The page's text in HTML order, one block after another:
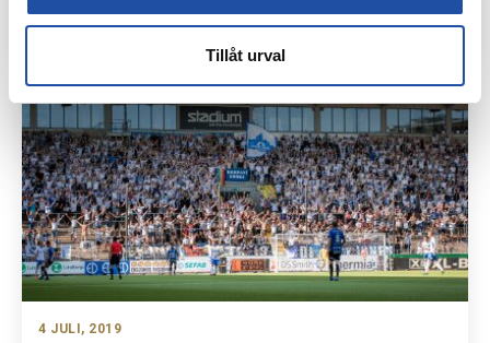
Tillåt urval
DÅ SLÄPPER VI EUROPATRÖJAN TILL FÖRSÄLJNING
4 JULI, 2019